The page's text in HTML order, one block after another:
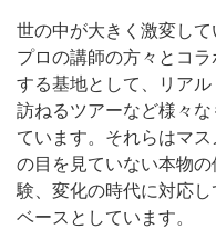
世の中が大きく激変し
プロの講師の方々とコ
する基地として、リア
訪ねるツアーなど様々
ています。それらはマ
の目を見ていない本物
験、変化の時代に対応
ベースとしています。